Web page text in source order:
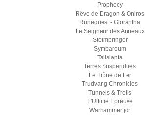
Prophecy
Rêve de Dragon & Oniros
Runequest - Glorantha
Le Seigneur des Anneaux
Stormbringer
Symbaroum
Talislanta
Terres Suspendues
Le Trône de Fer
Trudvang Chronicles
Tunnels & Trolls
L'Ultime Epreuve
Warhammer jdr